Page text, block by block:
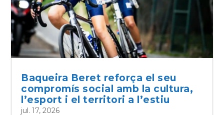
Baqueira Beret reforça el seu
compromís social amb la cultura,
l’esport i el territori a l’estiu
jul. 17, 2026